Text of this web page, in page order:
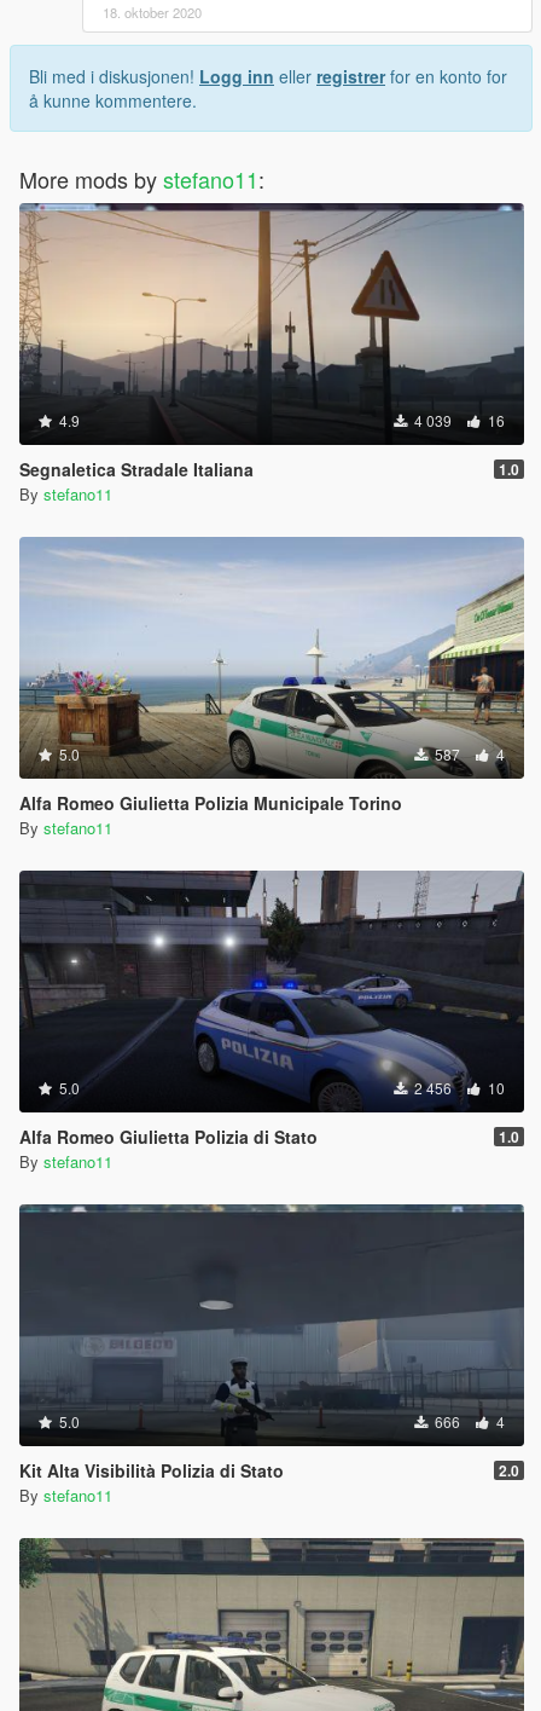
18. oktober 2020
Bli med i diskusjonen! Logg inn eller registrerfor en konto for
å kunne kommentere.
More mods bystefano11:
4.9 4 039 16
Segnaletica Stradale Italiana 1.0
By stefano11
5.0 587 4
Alfa Romeo Giulietta Polizia Municipale Torino
By stefano11
5.0 2 456 10
Alfa Romeo Giulietta Polizia di Stato 1.0
By stefano11
5.0 666 4
Kit Alta Visibilità Polizia di Stato 2.0
By stefano11